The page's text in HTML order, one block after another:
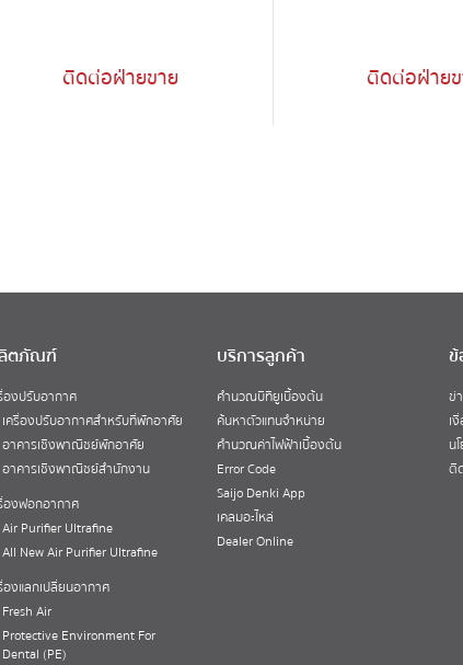
ติดต่อฝ่ายขาย ติดต่อฝ่าย
ตภัณฑ์
องปรับอากาศ
เครื่องปรับอากาศสำหรับที่พักอาศัย
อาคารเชิงพาณิชย์พักอาศัย
อาคารเชิงพาณิชย์สำนักงาน
องฟอกอากาศ
Air Purifier Ultrafine
All New Air Purifier Ultrafine
องแลกเปลี่ยนอากาศ
Fresh Air
Protective Environment For
Dental (PE)
บริการลูกค้า
คำนวณบีทียูเบื้องต้น
ค้นหาตัวแทนจำหน่าย
คำนวณค่าไฟฟ้าเบื้องต้น
Error Code
Saijo Denki App
เคลมอะไหล่
Dealer Online
ข่
เ
น
ติ